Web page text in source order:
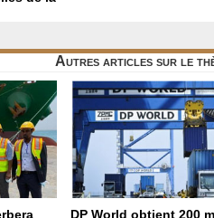
Autres articles sur le
DP World obtient 200